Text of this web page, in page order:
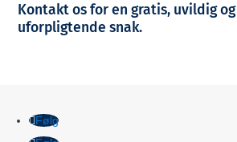
Kontakt os for en gratis, uvildig og
uforpligtende snak.
Følg